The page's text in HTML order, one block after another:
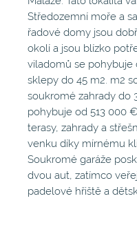
Středozemní moře a
řadové domy jsou
okolí a jsou blízko
viladomů se pohybuje
sklepy do 45 m2. m2
soukromé zahrady do
pohybuje od 513 000
terasy, zahrady a
venku díky mírnému
Soukromé garáže
dvou aut, zatímco
padelové hřiště a